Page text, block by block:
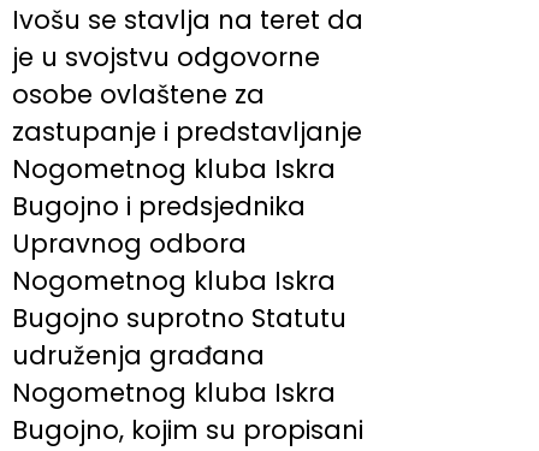
Ivošu se stavlja na teret da
je u svojstvu odgovorne
osobe ovlaštene za
zastupanje i predstavljanje
Nogometnog kluba Iskra
Bugojno i predsjednika
Upravnog odbora
Nogometnog kluba Iskra
Bugojno suprotno Statutu
udruženja građana
Nogometnog kluba Iskra
Bugojno, kojim su propisani